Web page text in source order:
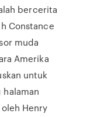
bercerita
Constance
muda
Amerika
untuk
Henry